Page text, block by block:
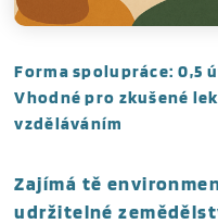
Forma spolupráce: 0,5
Vhodné pro zkušené
vzděláváním
Zajímá tě
udržitelné